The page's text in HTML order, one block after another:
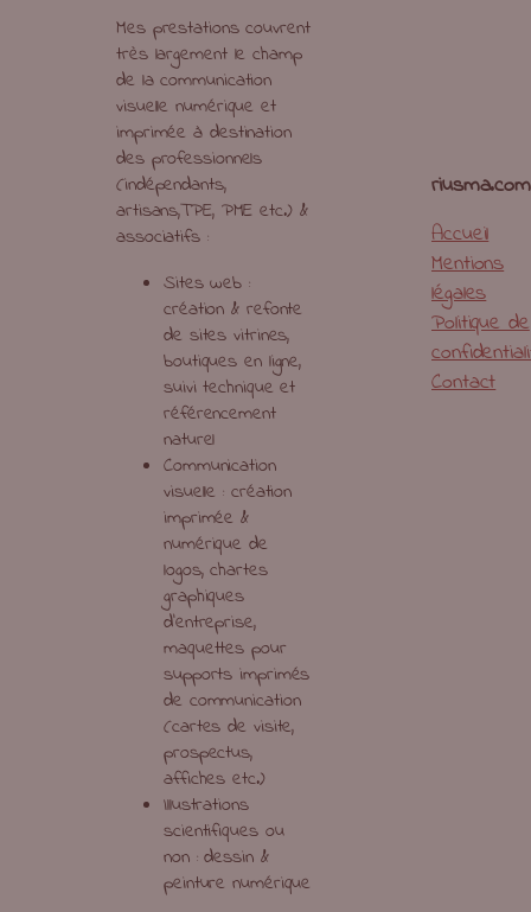
Mes prestations couvrent
très largement le champ
de la communication
visuelle numérique et
imprimée à destination
des professionnels
(indépendants,
artisans,TPE, PME etc.) &
associatifs :
Sites web :
création & refonte
de sites vitrines,
boutiques en ligne,
suivi technique et
référencement
naturel
Communication
visuelle : création
imprimée &
numérique de
logos, chartes
graphiques
d’entreprise,
maquettes pour
supports imprimés
de communication
(cartes de visite,
prospectus,
affiches etc.)
Illustrations
scientifiques ou
non : dessin &
peinture numérique
riusma.com
Accueil
Mentions
légales
Politique de
Contact